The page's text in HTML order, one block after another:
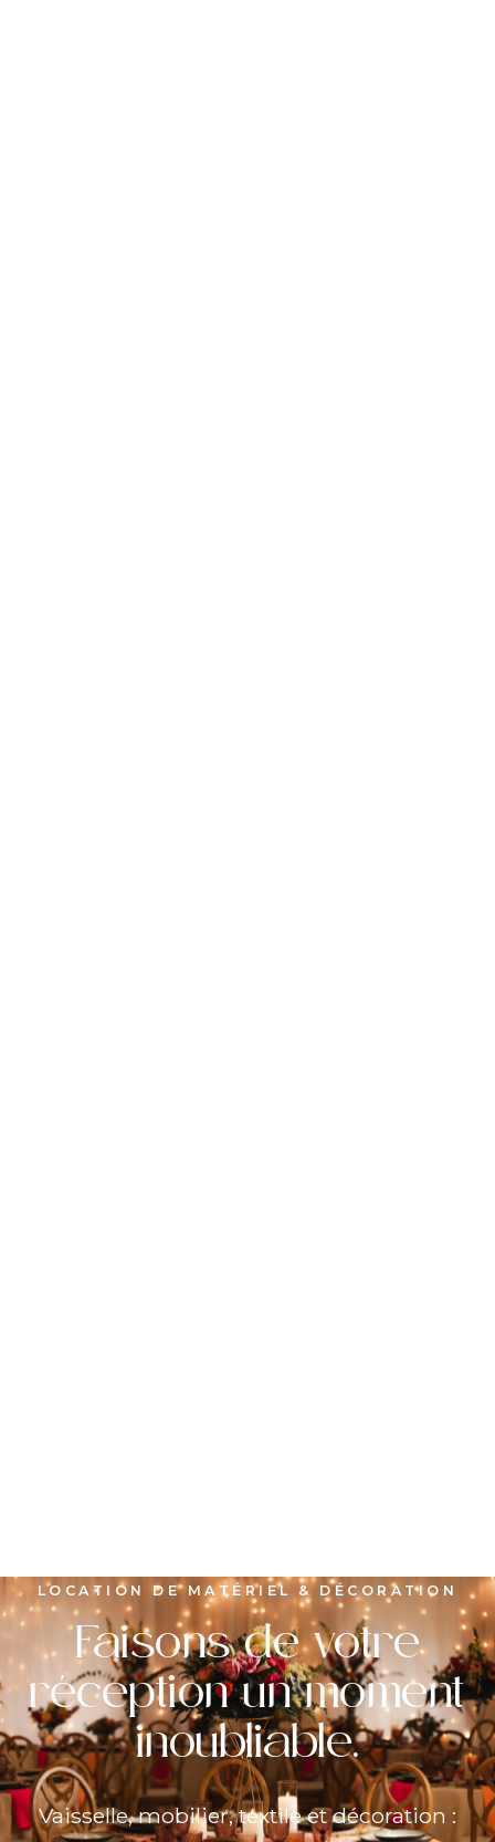
LOCATION DE MATÉRIEL & DÉCORATION
Faisons de votre
réception un moment
inoubliable.
Vaisselle, mobilier, textile et décoration :